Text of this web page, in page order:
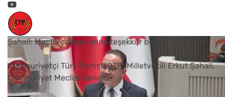
Şahali: Meclis çalışanlarına teşekkür borcumuz vardır
Cumhuriyetçi Türk Partisi (CTP) Milletvekili Erkut Şahali,
Cumhuriyet Meclisi Genel...